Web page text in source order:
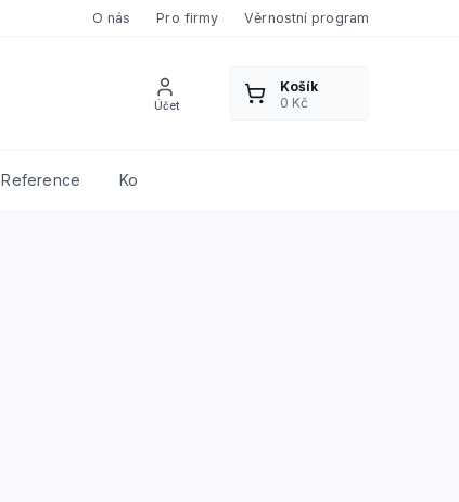
O nás Pro firmy Věrnostní program
Reference Kontakty